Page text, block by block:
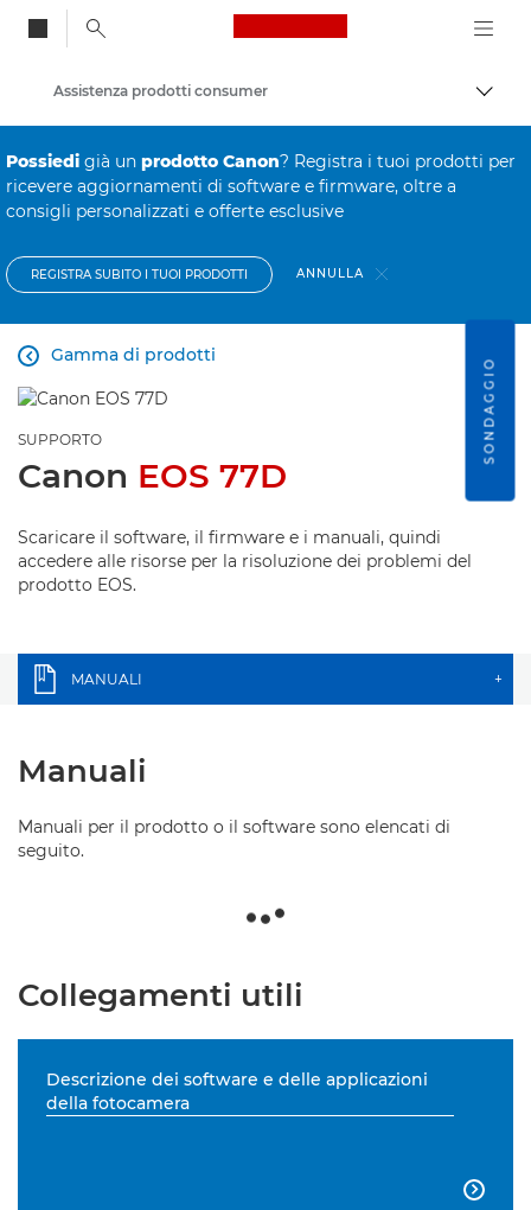
Canon Logo, back
Assistenza prodotti consumer
Possiedi già un prodotto Canon? Registra i tuoi prodotti per
ricevere aggiornamenti di software e firmware, oltre a
consigli personalizzati e offerte esclusive
REGISTRA SUBITO I TUOI PRODOTTI ANNULLA
Gamma di prodotti

SUPPORTO
Canon EOS 77D
Scaricare il software, il firmware e i manuali, quindi
accedere alle risorse per la risoluzione dei problemi del
prodotto EOS.
MANUALI +
Manuali
Manuali per il prodotto o il software sono elencati di
seguito.
Collegamenti utili
Descrizione dei software e delle applicazioni
della fotocamera

SONDAGGIO